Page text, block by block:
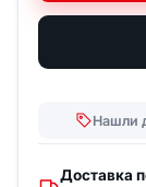
Нашли
Доставка